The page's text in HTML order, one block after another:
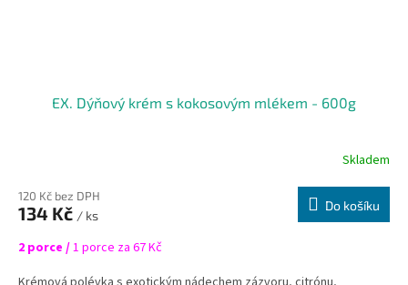
EX. Dýňový krém s kokosovým mlékem - 600g
Skladem
120 Kč bez DPH
134 Kč / ks
Do košíku
2 porce /1 porce za 67 Kč